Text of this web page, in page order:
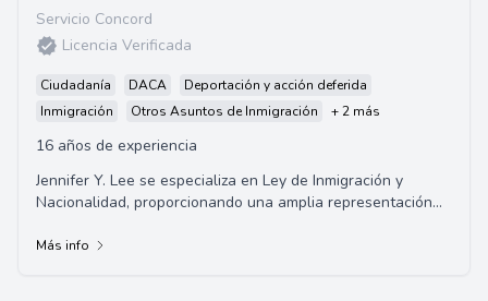
Servicio Concord
Licencia Verificada
Ciudadanía DACA
Deportación y acción deferida
Inmigración
Otros Asuntos de Inmigración + 2 más
16 años de experiencia
Jennifer Y. Lee se especializa en Ley de Inmigración y
Nacionalidad, proporcionando una amplia representación
Más info